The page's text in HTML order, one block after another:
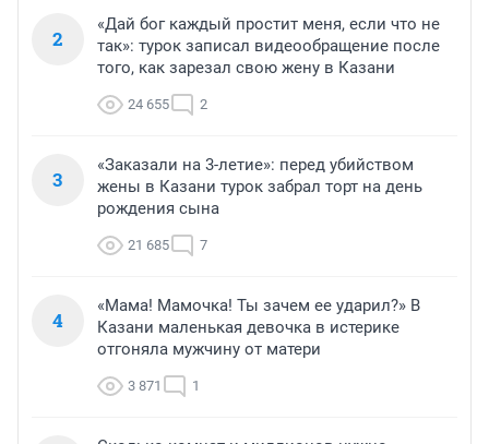
2
«Дай бог каждый простит меня, если что не
так»: турок записал видеообращение после
того, как зарезал свою жену в Казани
24 655 2
3
«Заказали на 3-летие»: перед убийством
жены в Казани турок забрал торт на день
рождения сына
21 685 7
4
«Мама! Мамочка! Ты зачем ее ударил?» В
Казани маленькая девочка в истерике
отгоняла мужчину от матери
3 871 1